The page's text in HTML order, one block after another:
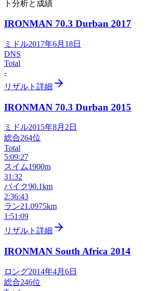
ト分析と成績
IRONMAN 70.3 Durban 2017
ミドル2017年6月18日
DNS
Total
-
リザルト詳細
IRONMAN 70.3 Durban 2015
ミドル2015年8月2日
総合264位
Total
5:09:27
スイム1900m
31:32
バイク90.1km
2:36:43
ラン21.0975km
1:51:09
リザルト詳細
IRONMAN South Africa 2014
ロング2014年4月6日
総合246位